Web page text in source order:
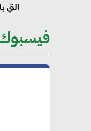
التي
محلب